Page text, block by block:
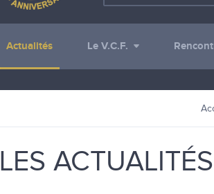
Actualités Le V.C.F.
LES ACTUALITÉS